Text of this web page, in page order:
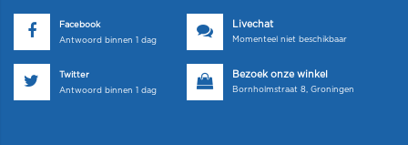
Facebook
Antwoord binnen 1 dag
Livechat
Momenteel niet beschikbaar
Twitter
Antwoord binnen 1 dag
Bezoek onze winkel
Bornholmstraat 8, Groningen